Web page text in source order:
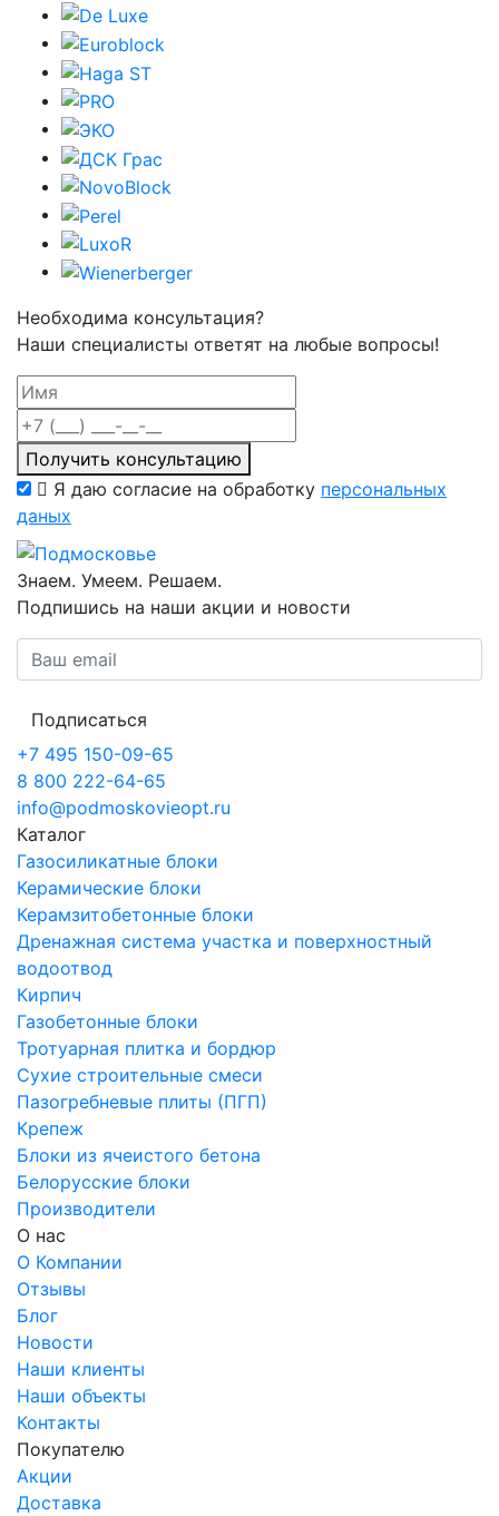
Необходима консультация?
Наши специалисты ответят на любые вопросы!
Получить консультацию
Я даю согласие на обработку персональных
даных
Знаем. Умеем. Решаем.
Подпишись на наши акции и новости
Подписаться
+7 495 150-09-65
8 800 222-64-65
info@podmoskovieopt.ru
Каталог
Газосиликатные блоки
Керамические блоки
Керамзитобетонные блоки
Дренажная система участка и поверхностный
водоотвод
Кирпич
Газобетонные блоки
Тротуарная плитка и бордюр
Сухие строительные смеси
Пазогребневые плиты (ПГП)
Крепеж
Блоки из ячеистого бетона
Белорусские блоки
Производители
О нас
О Компании
Отзывы
Блог
Новости
Наши клиенты
Наши объекты
Контакты
Покупателю
Акции
Доставка